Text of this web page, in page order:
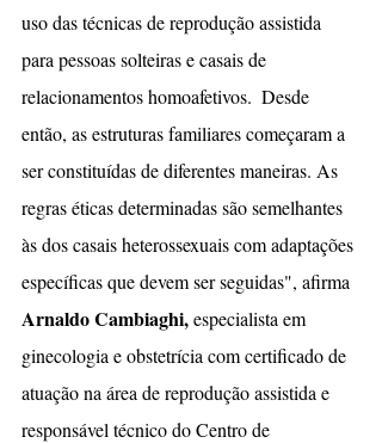
uso das técnicas de reprodução assistida
para pessoas solteiras e casais de
relacionamentos homoafetivos.  Desde
então, as estruturas familiares começaram a
ser constituídas de diferentes maneiras. As
regras éticas determinadas são semelhantes
às dos casais heterossexuais com adaptações
específicas que devem ser seguidas", afirma
Arnaldo Cambiaghi, especialista em
ginecologia e obstetrícia com certificado de
atuação na área de reprodução assistida e
responsável técnico do Centro de